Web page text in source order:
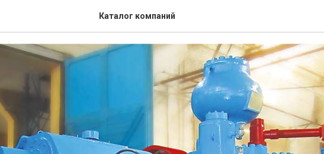
Каталог компаний
Машинный Завод (ООО “УМЗ”)